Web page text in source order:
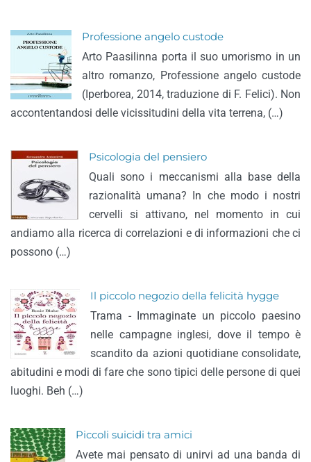
Professione angelo custode
Arto Paasilinna porta il suo umorismo in un
altro romanzo, Professione angelo custode
(Iperborea, 2014, traduzione di F. Felici). Non
accontentandosi delle vicissitudini della vita terrena, (…)
Psicologia del pensiero
Quali sono i meccanismi alla base della
razionalità umana? In che modo i nostri
cervelli si attivano, nel momento in cui
andiamo alla ricerca di correlazioni e di informazioni che ci
possono (…)
Il piccolo negozio della felicità hygge
Trama - Immaginate un piccolo paesino
nelle campagne inglesi, dove il tempo è
scandito da azioni quotidiane consolidate,
abitudini e modi di fare che sono tipici delle persone di quei
luoghi. Beh (…)
Piccoli suicidi tra amici
Avete mai pensato di unirvi ad una banda di